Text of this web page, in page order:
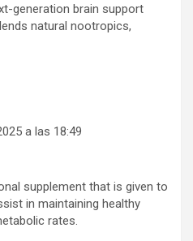
generation brain support
natural nootropics,
a las 18:49
supplement that is given to
in maintaining healthy
rates.